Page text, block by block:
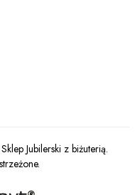
Jubilerski z biżuterią.